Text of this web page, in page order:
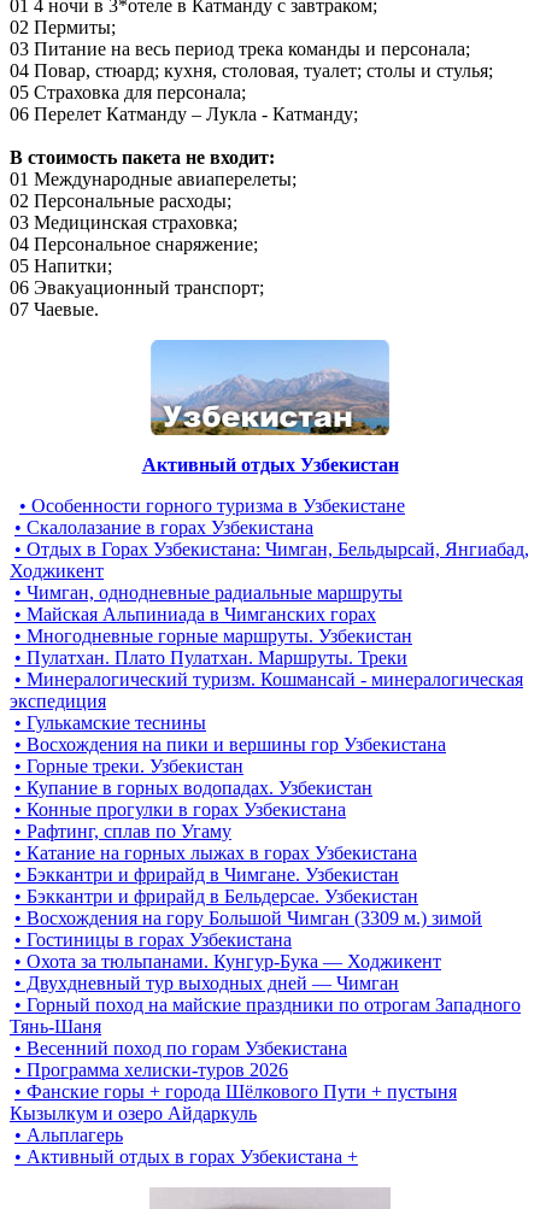
01 4 ночи в 3*отеле в Катманду с завтраком;
02 Пермиты;
03 Питание на весь период трека команды и персонала;
04 Повар, стюард; кухня, столовая, туалет; столы и стулья;
05 Страховка для персонала;
06 Перелет Катманду – Лукла - Катманду;
В стоимость пакета не входит:
01 Международные авиаперелеты;
02 Персональные расходы;
03 Медицинская страховка;
04 Персональное снаряжение;
05 Напитки;
06 Эвакуационный транспорт;
07 Чаевые.
Активный отдых Узбекистан
• Особенности горного туризма в Узбекистане
• Скалолазание в горах Узбекистана
• Отдых в Горах Узбекистана: Чимган, Бельдырсай, Янгиабад,
Ходжикент
• Чимган, однодневные радиальные маршруты
• Майская Альпиниада в Чимганских горах
• Многодневные горные маршруты. Узбекистан
• Пулатхан. Плато Пулатхан. Маршруты. Треки
• Минералогический туризм. Кошмансай - минералогическая
экспедиция
• Гулькамские теснины
• Восхождения на пики и вершины гор Узбекистана
• Горные треки. Узбекистан
• Купание в горных водопадах. Узбекистан
• Конные прогулки в горах Узбекистана
• Рафтинг, сплав по Угаму
• Катание на горных лыжах в горах Узбекистана
• Бэккантри и фрирайд в Чимгане. Узбекистан
• Бэккантри и фрирайд в Бельдерсае. Узбекистан
• Восхождения на гору Большой Чимган (3309 м.) зимой
• Гостиницы в горах Узбекистана
• Охота за тюльпанами. Кунгур-Бука — Ходжикент
• Двухдневный тур выходных дней — Чимган
• Горный поход на майские праздники по отрогам Западного
Тянь-Шаня
• Весенний поход по горам Узбекистана
• Программа хелиски-туров 2026
• Фанские горы + города Шёлкового Пути + пустыня
Кызылкум и озеро Айдаркуль
• Альплагерь
• Активный отдых в горах Узбекистана +